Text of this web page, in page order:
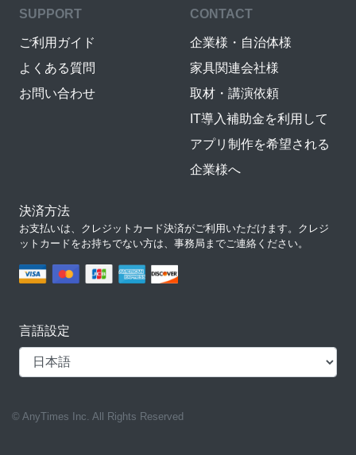
SUPPORT
ご利用ガイド
よくある質問
お問い合わせ
CONTACT
企業様・自治体様
家具関連会社様
取材・講演依頼
IT導入補助金を利用して
アプリ制作を希望される
企業様へ
決済方法
お支払いは、クレジットカード決済がご利用いただけます。クレジ
ットカードをお持ちでない方は、事務局までご連絡ください。
言語設定
© AnyTimes Inc. All Rights Reserved